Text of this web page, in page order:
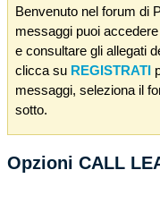
Benvenuto nel forum di
messaggi puoi
e consultare gli allegati
clicca su REGISTRATI
messaggi, seleziona il
sotto.
Opzioni CALL